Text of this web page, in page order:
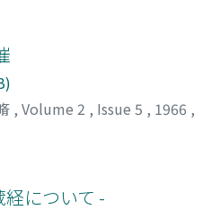
, Volume 2 , Issue 5 , 1966 ,
について -